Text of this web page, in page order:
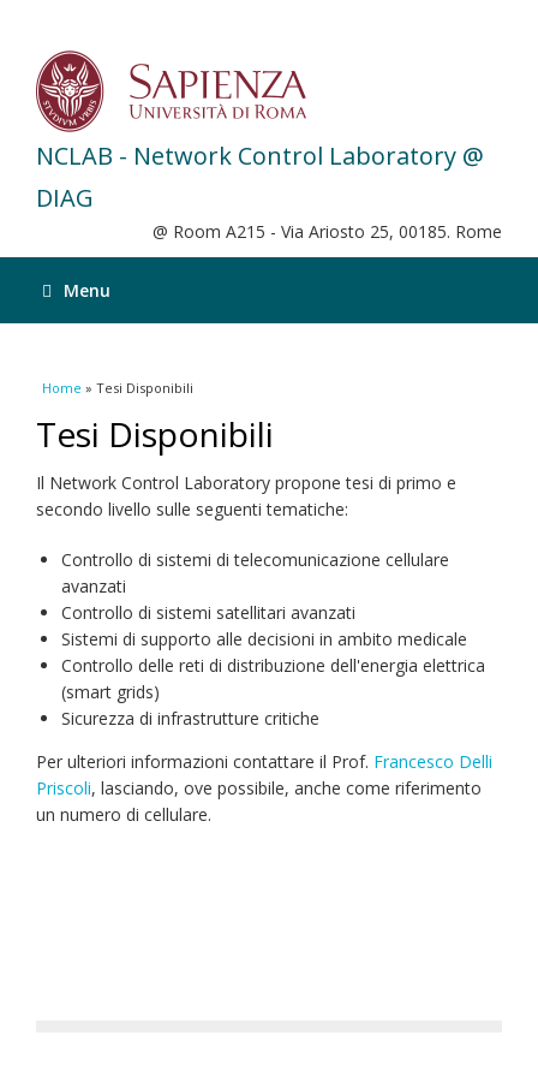
NCLAB - Network Control Laboratory @
DIAG
@ Room A215 - Via Ariosto 25, 00185. Rome
Menu
You are here
Home » Tesi Disponibili
Tesi Disponibili
Il Network Control Laboratory propone tesi di primo e
secondo livello sulle seguenti tematiche:
Controllo di sistemi di telecomunicazione cellulare
avanzati
Controllo di sistemi satellitari avanzati
Sistemi di supporto alle decisioni in ambito medicale
Controllo delle reti di distribuzione dell'energia elettrica
(smart grids)
Sicurezza di infrastrutture critiche
Per ulteriori informazioni contattare il Prof. Francesco Delli
Priscoli, lasciando, ove possibile, anche come riferimento
un numero di cellulare.